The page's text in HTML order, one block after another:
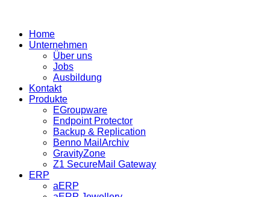
Home
Unternehmen
Über uns
Jobs
Ausbildung
Kontakt
Produkte
EGroupware
Endpoint Protector
Backup & Replication
Benno MailArchiv
GravityZone
Z1 SecureMail Gateway
ERP
aERP